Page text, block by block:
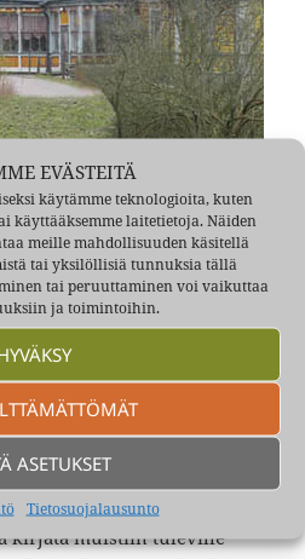
EVÄSTEITÄ
käytämme teknologioita, kuten
käyttääksemme laitetietoja. Näiden
meille mahdollisuuden käsitellä
tai yksilöllisiä tunnuksia tällä
tai peruuttaminen voi vaikuttaa
ja toimintoihin.
ASETUKSET
Tietosuojalausunto
alueen teitä ja avo-ojia
pääsääntöisen
heitä oli suurten
on kiva muistella.
joita ei ole ehkä mukava
surua, sekä erikoisia
kirjata muistiin tuleville